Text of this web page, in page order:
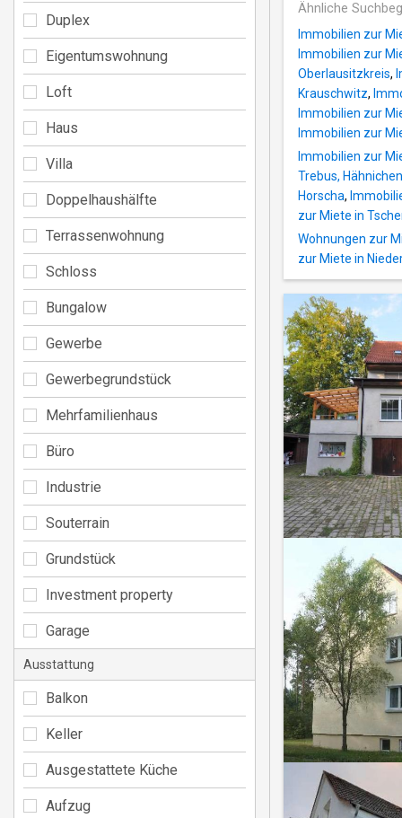
Ähnliche
Immobilien zur
Immobilien zur
Oberlausitzkreis,
Krauschwitz,
Immobilien zur
Immobilien zur
Immobilien zur
Trebus, Hähnichen
Horscha,
zur Miete in
Wohnungen zur
zur Miete in
Duplex
Eigentumswohnung
Loft
Haus
Villa
Doppelhaushälfte
Terrassenwohnung
Schloss
Bungalow
Gewerbe
Gewerbegrundstück
Mehrfamilienhaus
Büro
Industrie
Souterrain
Grundstück
Investment property
Garage
Ausstattung
Balkon
Keller
Ausgestattete Küche
Aufzug